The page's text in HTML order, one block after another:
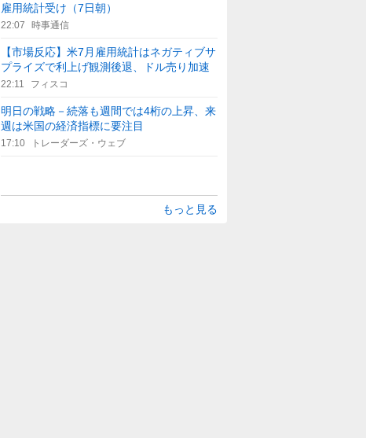
雇用統計受け（7日朝）
22:07 時事通信
【市場反応】米7月雇用統計はネガティブサ
プライズで利上げ観測後退、ドル売り加速
22:11 フィスコ
明日の戦略－続落も週間では4桁の上昇、来
週は米国の経済指標に要注目
17:10 トレーダーズ・ウェブ
もっと見る